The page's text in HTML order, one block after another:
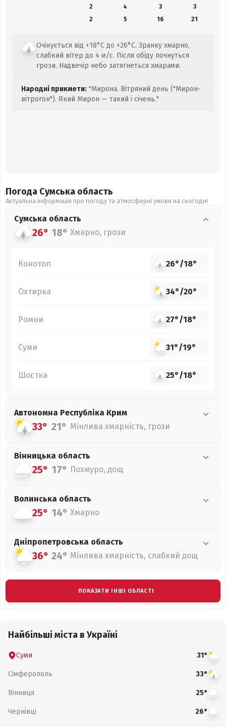
2
4 3
3
2
5 16 21
Очікується від +18°C до +26°C. Зранку хмарно,
слабкий вітер до 4 м/с. Після обіду почнуться
грози. Надвечір небо затягнеться хмарами.
Народні прикмети: "Мирона. Вітряний день ("Мирон-
вітрогон"). Який Мирон — такий і січень."
Погода Сумська область
Актуальна інформація про погоду та атмосферні умови на сьогодні
Сумська область
26° 18° Хмарно, грози
Конотоп 26°/18°
Охтирка 34°/20°
Ромни 27°/18°
Суми 31°/19°
Шостка 25°/18°
Автономна Республіка Крим
33° 21° Мінлива хмарність, грози
Вінницька область
25° 17° Похмуро, дощ
Волинська область
25° 14° Хмарно
Дніпропетровська область
36° 24° Мінлива хмарність, слабкий дощ
ПОКАЗАТИ ІНШІ ОБЛАСТІ
Найбільші міста в Україні
Суми 31°
Сімферополь 33°
Вінниця 25°
Чернівці 26°